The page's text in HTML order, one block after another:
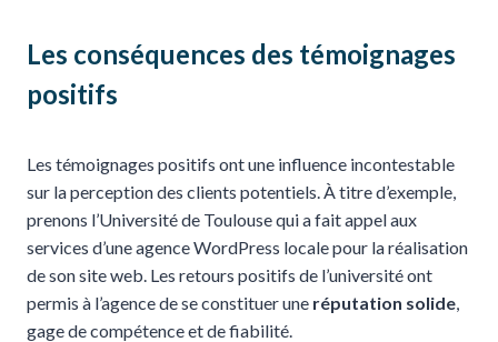
Les conséquences des témoignages
positifs
Les témoignages positifs ont une influence incontestable
sur la perception des clients potentiels. À titre d’exemple,
prenons l’Université de Toulouse qui a fait appel aux
services d’une agence WordPress locale pour la réalisation
de son site web. Les retours positifs de l’université ont
permis à l’agence de se constituer une réputation solide,
gage de compétence et de fiabilité.